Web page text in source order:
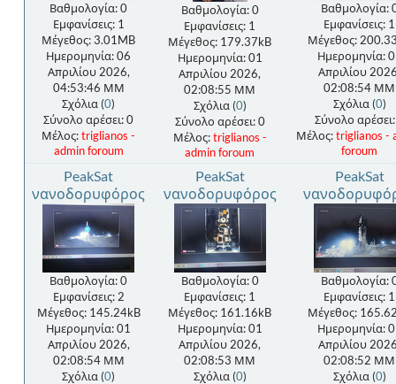
Βαθμολογία: 0
Εμφανίσεις: 1
Μέγεθος: 3.01MB
Ημερομηνία: 06
Απριλίου 2026,
04:53:46 ΜΜ
Σχόλια (0)
Σύνολο αρέσει: 0
Μέλος:triglianos -
admin foroum
Βαθμολογία: 0
Εμφανίσεις: 1
Μέγεθος: 179.37kB
Ημερομηνία: 01
Απριλίου 2026,
02:08:55 ΜΜ
Σχόλια (0)
Σύνολο αρέσει: 0
Μέλος:triglianos -
admin foroum
Βαθμολογία:
Εμφανίσεις: 1
Μέγεθος:
Ημερομηνία:
Απριλίου
02:08:54 ΜΜ
Σχόλια (0)
Σύνολο
Μέλος:triglianos -
foroum
PeakSat
νανοδορυφόρος
Βαθμολογία: 0
Εμφανίσεις: 2
Μέγεθος: 145.24kB
Ημερομηνία: 01
Απριλίου 2026,
02:08:54 ΜΜ
Σχόλια (0)
PeakSat
νανοδορυφόρος
Βαθμολογία: 0
Εμφανίσεις: 1
Μέγεθος: 161.16kB
Ημερομηνία: 01
Απριλίου 2026,
02:08:53 ΜΜ
Σχόλια (0)
PeakSat
Βαθμολογία:
Εμφανίσεις: 1
Μέγεθος:
Ημερομηνία:
Απριλίου
02:08:52 ΜΜ
Σχόλια (0)